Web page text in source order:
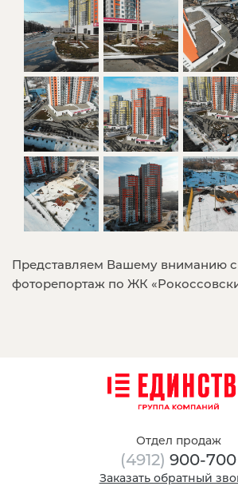
Представляем Вашему вниманию
фоторепортаж по ЖК
Отдел продаж
(4912) 900-700
Заказать обратный